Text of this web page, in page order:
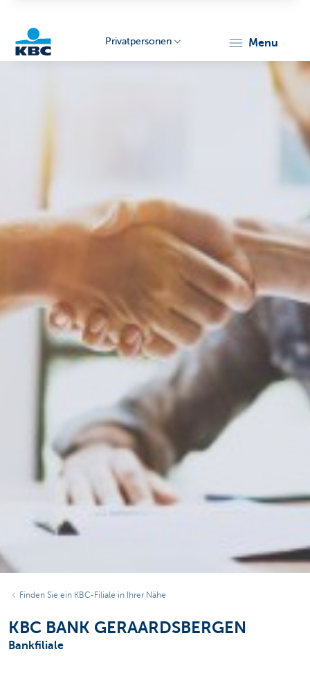
Privatpersonen menu
Finden Sie ein KBC-Filiale in Ihrer Nähe
KBC BANK GERAARDSBERGEN
Bankfiliale